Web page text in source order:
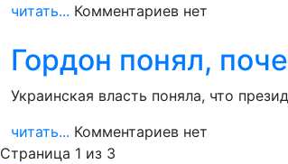
читать... Комментариев нет
Гордон понял,
Украинская власть поняла, что
читать... Комментариев нет
Страница 1 из 3